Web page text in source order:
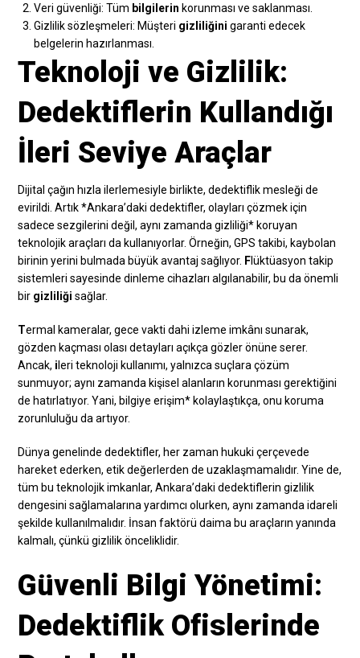
Veri güvenliği: Tüm bilgilerin korunması ve saklanması.
Gizlilik sözleşmeleri: Müşteri gizliliğini garanti edecek
belgelerin hazırlanması.
Teknoloji ve Gizlilik:
Dedektiflerin Kullandığı
İleri Seviye Araçlar
Dijital çağın hızla ilerlemesiyle birlikte, dedektiflik mesleği de
evirildi. Artık *Ankara’daki dedektifler, olayları çözmek için
sadece sezgilerini değil, aynı zamanda gizliliği* koruyan
teknolojik araçları da kullanıyorlar. Örneğin, GPS takibi, kaybolan
birinin yerini bulmada büyük avantaj sağlıyor. Flüktüasyon takip
sistemleri sayesinde dinleme cihazları algılanabilir, bu da önemli
bir gizliliği sağlar.
Termal kameralar, gece vakti dahi izleme imkânı sunarak,
gözden kaçması olası detayları açıkça gözler önüne serer.
Ancak, i leri teknoloji kullanımı, yalnızca suçlara çözüm
sunmuyor; aynı zamanda kişisel alanların korunması gerektiğini
de hatırlatıyor. Yani, bilgiye erişim* kolaylaştıkça, onu koruma
zorunluluğu da artıyor.
Dünya genelinde dedektifler, her zaman hukuki çerçevede
hareket ederken, etik değerlerden de uzaklaşmamalıdır. Yine de,
tüm bu teknolojik imkanlar, Ankara’daki dedektiflerin gizlilik
dengesini sağlamalarına yardımcı olurken, aynı zamanda idareli
şekilde kullanılmalıdır. İnsan faktörü daima bu araçların yanında
kalmalı, çünkü gizlilik önceliklidir.
Güvenli Bilgi Yönetimi:
Dedektiflik Ofislerinde